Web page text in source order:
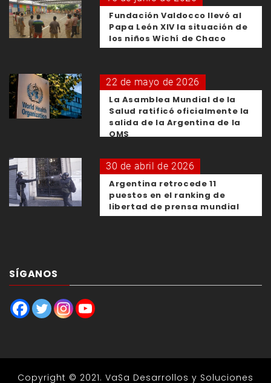
Fundación Valdocco llevó al
Papa León XIV la situación de
los niños Wichí de Chaco
22 de mayo de 2026
La Asamblea Mundial de la
Salud ratificó oficialmente la
salida de la Argentina de la
OMS
30 de abril de 2026
Argentina retrocede 11
puestos en el ranking de
libertad de prensa mundial
SÍGANOS
Copyright © 2021. VaSa Desarrollos y Soluciones